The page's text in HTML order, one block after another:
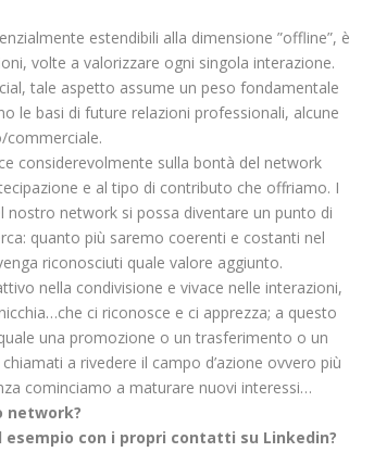
estendibili alla dimensione ”offline”, è
volte a valorizzare ogni singola interazione.
tale aspetto assume un peso fondamentale
le basi di future relazioni professionali, alcune
commerciale.
considerevolmente sulla bontà del network
e al tipo di contributo che offriamo. I
nostro network si possa diventare un punto di
quanto più saremo coerenti e costanti nel
riconosciuti quale valore aggiunto.
nella condivisione e vivace nelle interazioni,
ci riconosce e ci apprezza; a questo
una promozione o un trasferimento o un
a rivedere il campo d’azione ovvero più
cominciamo a maturare nuovi interessi…
network?
con i propri contatti su Linkedin?